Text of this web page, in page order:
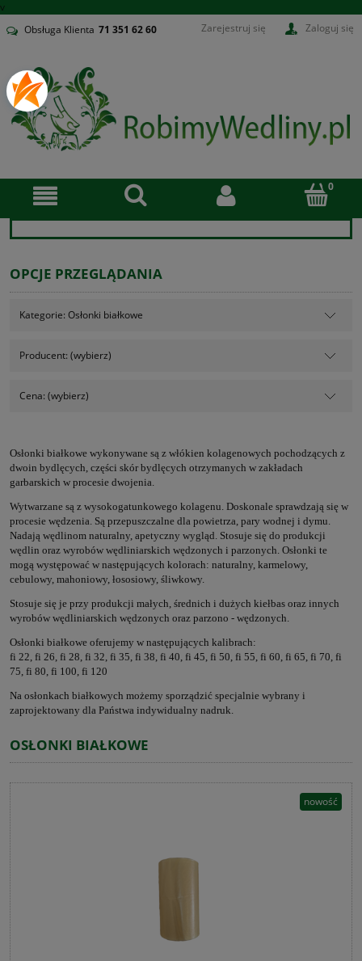
v
Obsługa Klienta 71 351 62 60 Zarejestruj się Zaloguj się
OPCJE PRZEGLĄDANIA
Kategorie: Osłonki białkowe
Producent: (wybierz)
Cena: (wybierz)
Osłonki białkowe wykonywane są z włókien kolagenowych pochodzących z
dwoin bydlęcych, części skór bydlęcych otrzymanych w zakładach
garbarskich w procesie dwojenia.
Wytwarzane są z wysokogatunkowego kolagenu. Doskonale sprawdzają się w
procesie wędzenia. Są przepuszczalne dla powietrza, pary wodnej i dymu.
Nadają wędlinom naturalny, apetyczny wygląd. Stosuje się do produkcji
wędlin oraz wyrobów wędliniarskich wędzonych i parzonych. Osłonki te
mogą występować w następujących kolorach: naturalny, karmelowy,
cebulowy, mahoniowy, łososiowy, śliwkowy.
Stosuje się je przy produkcji małych, średnich i dużych kiełbas oraz innych
wyrobów wędliniarskich wędzonych oraz parzono - wędzonych.
Osłonki białkowe oferujemy w następujących kalibrach:
fi 22, fi 26, fi 28, fi 32, fi 35, fi 38, fi 40, fi 45, fi 50, fi 55, fi 60, fi 65, fi 70, fi
75, fi 80, fi 100, fi 120
Na osłonkach białkowych możemy sporządzić specjalnie wybrany i
zaprojektowany dla Państwa indywidualny nadruk.
OSŁONKI BIAŁKOWE
nowość